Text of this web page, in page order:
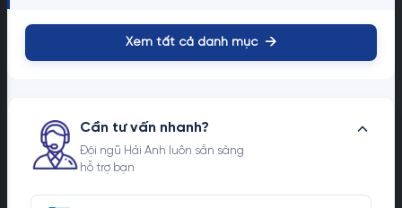
Xem tất cả danh mục →
Cần tư vấn nhanh?
Đội ngũ Hải Anh luôn sẵn sàng
hỗ trợ bạn